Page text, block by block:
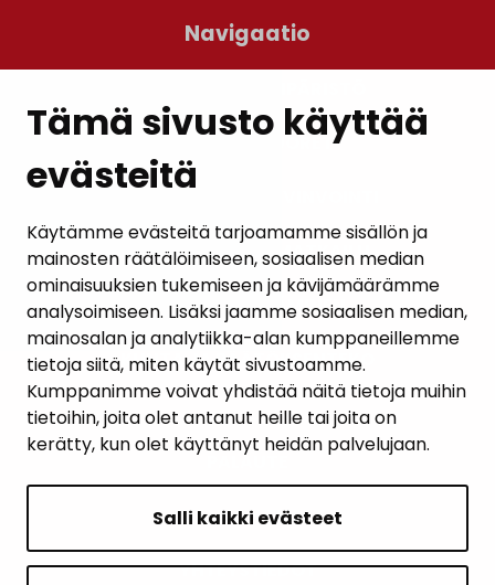
Tämä sivusto käyttää
evästeitä
Käytämme evästeitä tarjoamamme sisällön ja
mainosten räätälöimiseen, sosiaalisen median
ominaisuuksien tukemiseen ja kävijämäärämme
analysoimiseen. Lisäksi jaamme sosiaalisen median,
mainosalan ja analytiikka-alan kumppaneillemme
tietoja siitä, miten käytät sivustoamme.
Kumppanimme voivat yhdistää näitä tietoja muihin
tietoihin, joita olet antanut heille tai joita on
kerätty, kun olet käyttänyt heidän palvelujaan.
Salli kaikki evästeet
Navigaatio
LAPSET JA NUORET
VAPAA-AIKA JA MATKAILU
TYÖ JA YRITTÄMINEN
KUNTA JA PÄÄTÖKSENTEKO
PALAUTE
AJANKOHTAISET
YHTEYSTIEDOT